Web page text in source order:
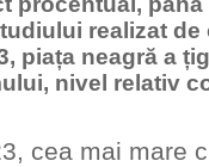
realizat
piața neagră a
nivel relativ
cea mai mare